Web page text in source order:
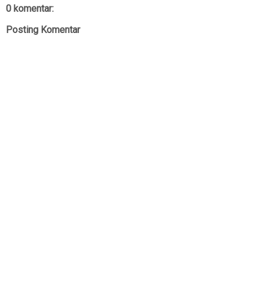
0 komentar:
Posting Komentar